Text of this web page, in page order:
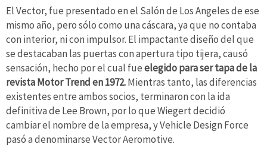
El Vector, fue presentado en el Salón de Los Angeles de ese
mismo año, pero sólo como una cáscara, ya que no contaba
con interior, ni con impulsor. El impactante diseño del que
se destacaban las puertas con apertura tipo tijera, causó
sensación, hecho por el cual fueelegido para ser tapa de la
revista Motor Trend en 1972.Mientras tanto, las diferencias
existentes entre ambos socios, terminaron con la ida
definitiva de Lee Brown, por lo que Wiegert decidió
cambiar el nombre de la empresa, y Vehicle Design Force
pasó a denominarse Vector Aeromotive.